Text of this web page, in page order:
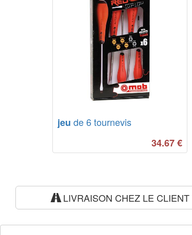
jeu de 6 tournevis
34.67 €
LIVRAISON CHEZ LE CLIENT